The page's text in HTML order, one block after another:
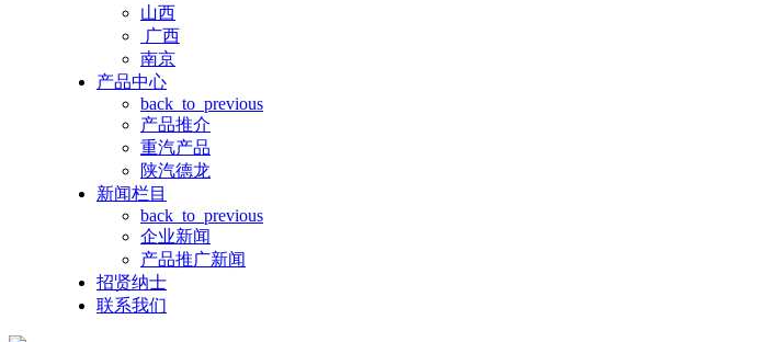
山西
广西
南京
产品中心
back_to_previous
产品推介
重汽产品
陕汽德龙
新闻栏目
back_to_previous
企业新闻
产品推广新闻
招贤纳士
联系我们